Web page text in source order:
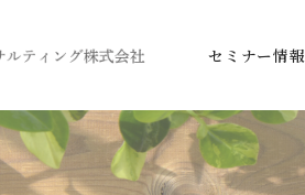
セミナー情報